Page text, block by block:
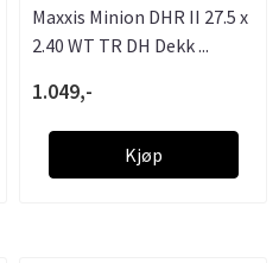
Maxxis Minion DHR II 27.5 x
2.40 WT TR DH Dekk ...
1.049,-
Kjøp